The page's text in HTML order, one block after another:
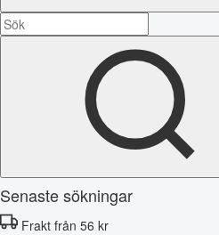
Senaste sökningar
Frakt från 56 kr